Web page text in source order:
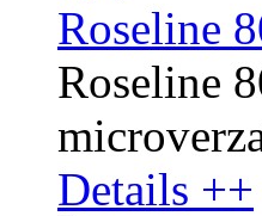
Roseline
Roseline
Details ++